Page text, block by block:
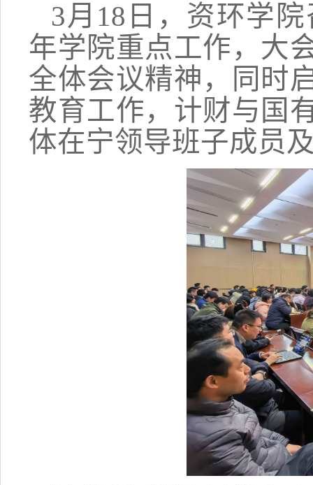
3月 18 日，资环学
年学院重点工作，大
全体会议精神，同时
教育工作，计财与国
体在宁领导班子成员